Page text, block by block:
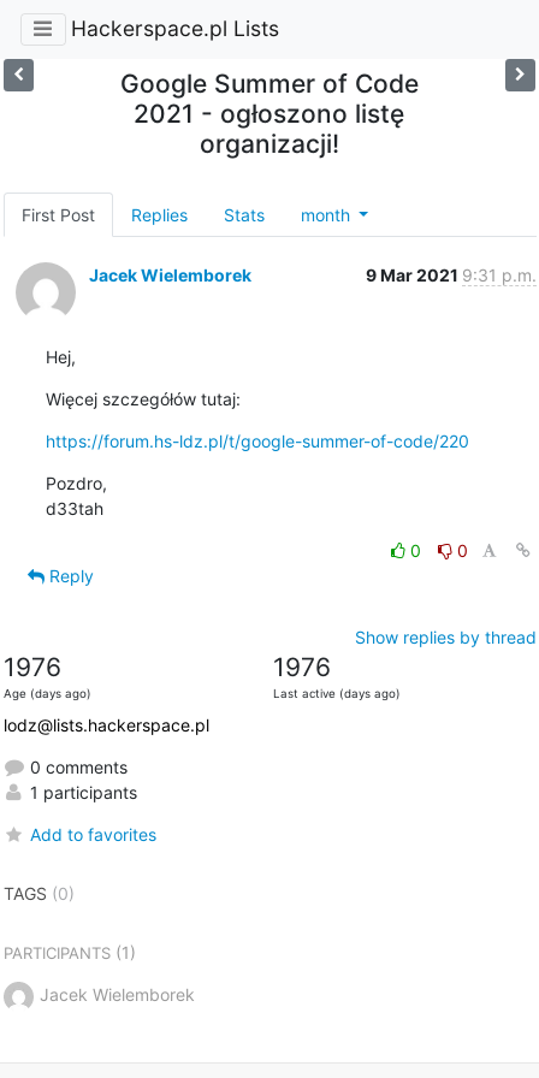
Hackerspace.pl Lists
Google Summer of Code
2021 - ogłoszono listę
organizacji!
First Post Replies Stats month
Jacek Wielemborek 9 Mar 2021 9:31 p.m.
Hej,
Więcej szczegółów tutaj:
https://forum.hs-ldz.pl/t/google-summer-of-code/220
Pozdro,
d33tah
0
0
Reply
Show replies by thread
1976
Age (days ago)
1976
Last active (days ago)
lodz@lists.hackerspace.pl
0 comments
1 participants
Add to favorites
TAGS (0)
PARTICIPANTS(1)
Jacek Wielemborek